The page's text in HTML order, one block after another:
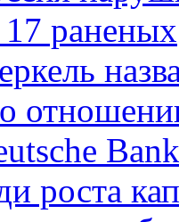
раненых
роста